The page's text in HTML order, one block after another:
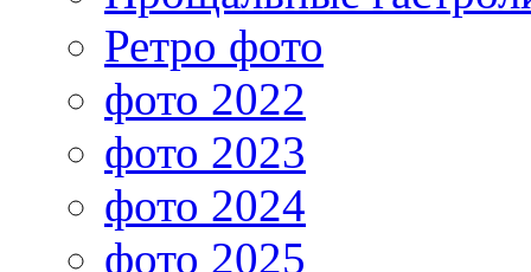
Ретро фото
фото 2022
фото 2023
фото 2024
фото 2025